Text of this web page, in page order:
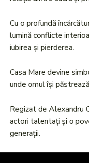
Cu o profundă
lumină conflicte
iubirea și pierderea.
Casa Mare devine
unde omul își
Regizat de Alexandru
actori talentați și o
generații.